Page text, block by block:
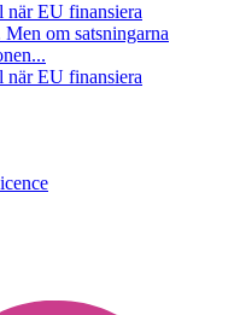
när EU finansiera
om satsningarna
när EU finansiera